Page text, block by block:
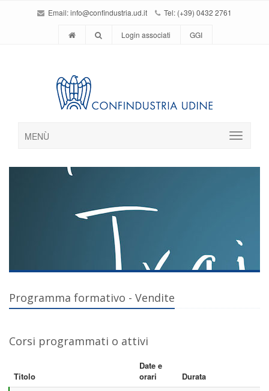
Email:info@confindustria.ud.it Tel: (+39) 0432 2761
Login associati GGI
MENÙ
Programma formativo - Vendite
Corsi programmati o attivi
Titolo
Date e
orari
Durata